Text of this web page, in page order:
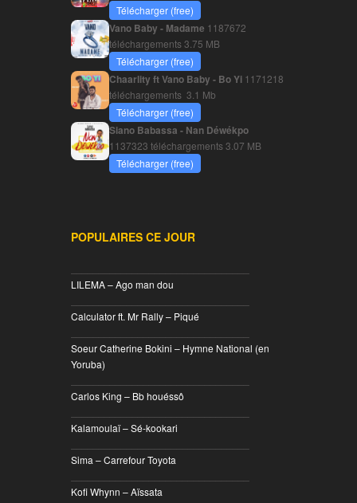
Télécharger (free)
Vano Baby - Madame 1187672
téléchargements3.75 MB
Télécharger (free)
Chaarlity ft Vano Baby - Bo Yi 1171218
téléchargements 3.1 Mb
Télécharger (free)
Siano Babassa - Nan Déwékpo
1137323 téléchargements3.07 MB
Télécharger (free)
POPULAIRES CE JOUR
LILEMA – Ago man dou
Calculator ft. Mr Rally – Piqué
Soeur Catherine Bokini – Hymne National (en
Yoruba)
Carlos King – Bb houéssô
Kalamoulaï – Sé-kookari
Sima – Carrefour Toyota
Kofi Whynn – Aïssata